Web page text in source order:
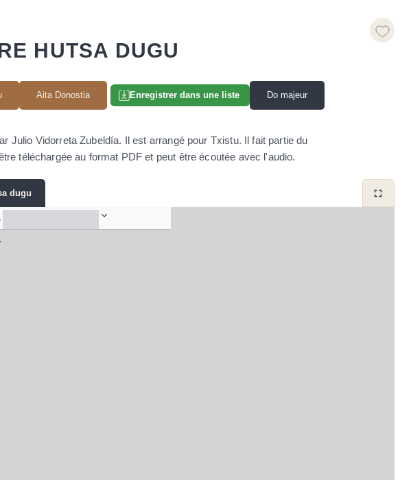
HUTSA DUGU
Aita Donostia Enregistrer dans une liste Do majeur
Julio Vidorreta Zubeldía. Il est arrangé pour Txistu. Il fait partie du
téléchargée au format PDF et peut être écoutée avec l'audio.
dugu